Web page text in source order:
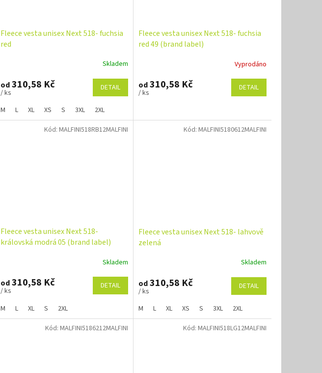
Fleece vesta unisex Next 518- fuchsia
red
Skladem
od310,58 Kč
/ ks
DETAIL
M L XL XS S 3XL 2XL
Fleece vesta unisex Next 518- fuchsia
red 49 (brand label)
Vyprodáno
od310,58 Kč
/ ks
DETAIL
Fleece vesta unisex Next 518-
královská modrá 05 (brand label)
Skladem
od310,58 Kč
/ ks
DETAIL
M L XL S 2XL
Kód: MALFINI518RB12MALFINI
Fleece vesta unisex Next 518- lahvově
zelená
Skladem
od310,58 Kč
/ ks
DETAIL
M L XL XS S 3XL 2XL
Kód: MALFINI5180612MALFINI
Kód: MALFINI5186212MALFINI Kód: MALFINI518LG12MALFINI